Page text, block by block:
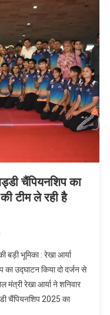
चैंपियनशिप का
टीम ले रही है
बड़ी भूमिका : रेखा आर्या
का उद्घाटन किया दो दर्जन से
मंत्री रेखा आर्या ने शनिवार
चैंपियनशिप 2025 का